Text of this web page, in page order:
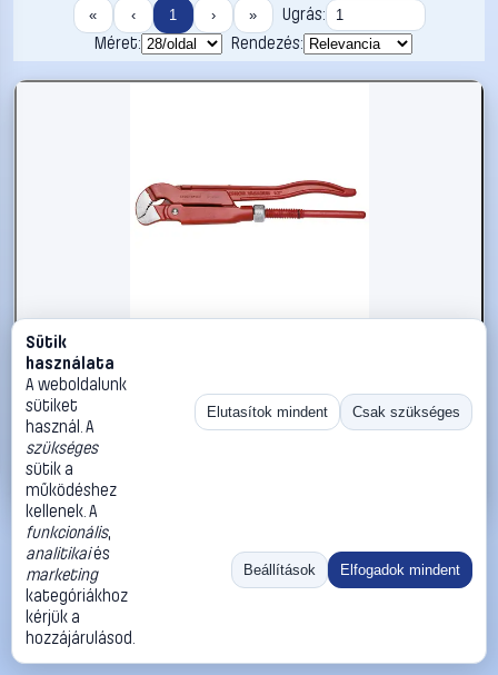
« ‹ 1 › »
Ugrás:
Méret:
Rendezés:
#2289796
Gedore RED 3300040 Fogó készlet
Gedore RED Fogókészlet
29 990 Ft
Kosárba
«
Méret:
Rendezés:
©2026
ThermoScope
Cégbemutató
Sütik
használata
A weboldalunk
sütiket
használ. A
szükséges
sütik a
működéshez
kellenek. A
funkcionális,
analitikaiés
marketing
kategóriákhoz
kérjük a
hozzájárulásod.
Elutasítok mindent Csak szükséges
Beállítások Elfogadok mindent